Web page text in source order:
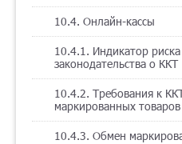
10.4. Онлайн-кассы
10.4.1. Индикатор
законодательства о ККТ
10.4.2. Требования к
маркированных товаров
10.4.3. Обмен